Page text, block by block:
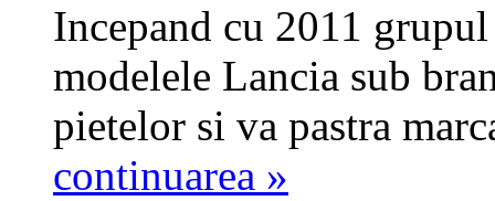
Incepand cu 2011
modelele Lancia sub
pietelor si va pastra
continuarea »